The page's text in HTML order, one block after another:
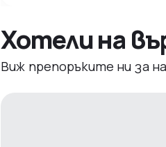
Хотели на
Виж препоръките ни за